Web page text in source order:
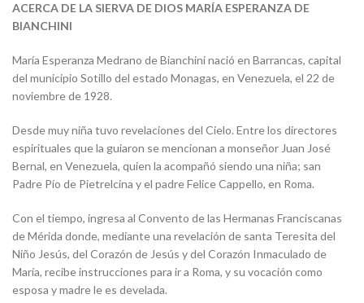
ACERCA DE LA SIERVA DE DIOS MARÍA ESPERANZA DE
BIANCHINI
María Esperanza Medrano de Bianchini nació en Barrancas, capital
del municipio Sotillo del estado Monagas, en Venezuela, el 22 de
noviembre de 1928.
Desde muy niña tuvo revelaciones del Cielo. Entre los directores
espirituales que la guiaron se mencionan a monseñor Juan José
Bernal, en Venezuela, quien la acompañó siendo una niña; san
Padre Pío de Pietrelcina y el padre Felice Cappello, en Roma.
Con el tiempo, ingresa al Convento de las Hermanas Franciscanas
de Mérida donde, mediante una revelación de santa Teresita del
Niño Jesús, del Corazón de Jesús y del Corazón Inmaculado de
María, recibe instrucciones para ir a Roma, y su vocación como
esposa y madre le es develada.